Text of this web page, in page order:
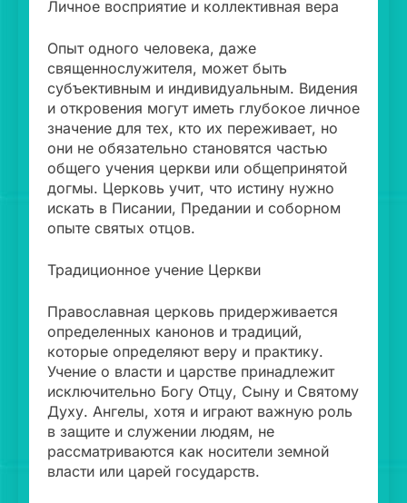
Личное восприятие и коллективная вера
Опыт одного человека, даже
священнослужителя, может быть
субъективным и индивидуальным. Видения
и откровения могут иметь глубокое личное
значение для тех, кто их переживает, но
они не обязательно становятся частью
общего учения церкви или общепринятой
догмы. Церковь учит, что истину нужно
искать в Писании, Предании и соборном
опыте святых отцов.
Традиционное учение Церкви
Православная церковь придерживается
определенных канонов и традиций,
которые определяют веру и практику.
Учение о власти и царстве принадлежит
исключительно Богу Отцу, Сыну и Святому
Духу. Ангелы, хотя и играют важную роль
в защите и служении людям, не
рассматриваются как носители земной
власти или царей государств.